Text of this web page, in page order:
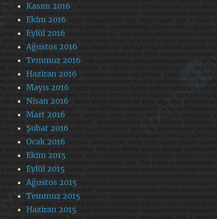
Kasım 2016
Ekim 2016
Eylül 2016
Ağustos 2016
Temmuz 2016
Haziran 2016
Mayıs 2016
Nisan 2016
Mart 2016
Şubat 2016
Ocak 2016
Ekim 2015
Eylül 2015
Ağustos 2015
Temmuz 2015
Haziran 2015